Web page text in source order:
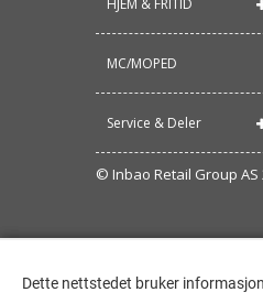
HJEM & FRITID
MC/MOPED
Service & Deler
© Inbao Retail Group AS
Dette nettstedet bruker
Dette nettstedet bruker